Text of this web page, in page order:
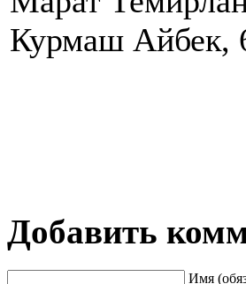
Курмаш Айбек,
Добавить
Имя